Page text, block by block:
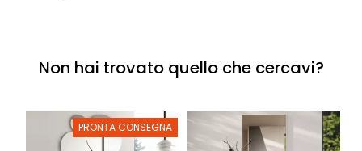
Non hai trovato quello che cercavi?
PRONTA CONSEGNA